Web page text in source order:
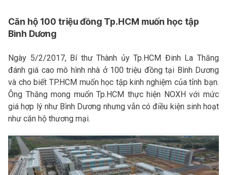
Căn hộ 100 triệu đồng Tp.HCM muốn học tập
Bình Dương
Ngày 5/2/2017, Bí thư Thành ủy Tp.HCM Đinh La Thăng
đánh giá cao mô hình nhà ở 100 triệu đồng tại Bình Dương
và cho biết TP.HCM muốn học tập kinh nghiệm của tỉnh bạn.
Ông Thăng mong muốn Tp.HCM thực hiện NOXH với mức
giá hợp lý như Bình Dương nhưng vẫn có điều kiện sinh hoạt
như căn hộ thương mại.